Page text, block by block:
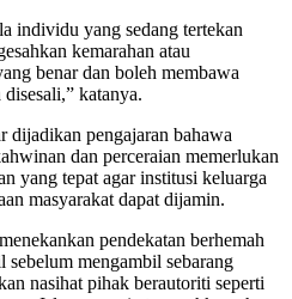
individu yang sedang tertekan
kemarahan atau
benar dan boleh membawa
katanya.
dijadikan pengajaran bahawa
dan perceraian memerlukan
yang tepat agar institusi keluarga
masyarakat dapat dijamin.
pendekatan berhemah
mengambil sebarang
nasihat pihak berautoriti seperti